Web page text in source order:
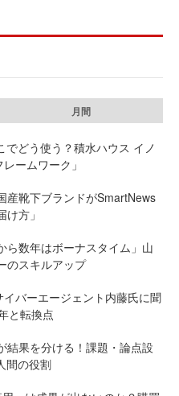
月間
どう使う？積水ハウス イノ
ームワーク」
産靴下ブランドがSmartNews
方」
ら数年はボーナスタイム」山
のスキルアップ
イバーエージェント内藤氏に聞
と転換点
結果を分ける！課題・論点設
間の役割